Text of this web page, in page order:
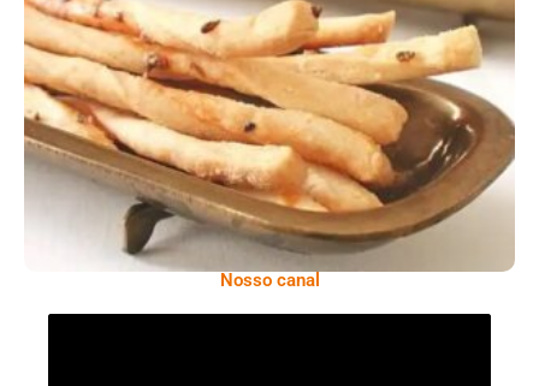
Comer Bem: Palitinhos De Cebola E Salsa
Nosso canal